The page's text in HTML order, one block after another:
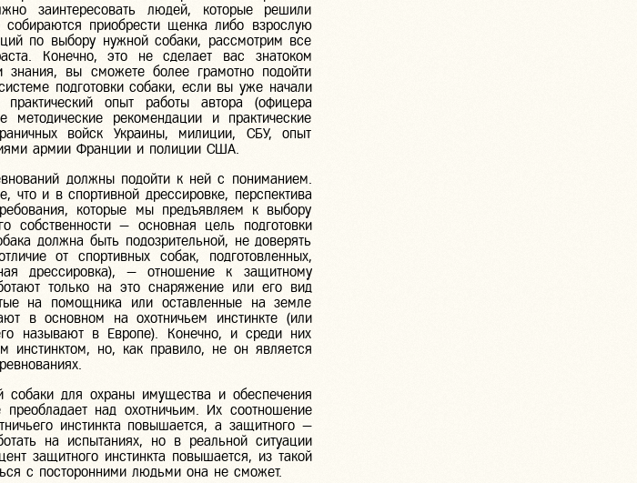
заинтересовать людей, которые решили
собираются приобрести щенка либо взрослую
по выбору нужной собаки, рассмотрим все
Конечно, это не сделает вас знатоком
знания, вы сможете более грамотно подойти
подготовки собаки, если вы уже начали
опыт работы автора (офицера
методические рекомендации и практические
войск Украины, милиции, СБУ, опыт
армии Франции и полиции США.
должны подойти к ней с пониманием.
и в спортивной дрессировке, перспектива
которые мы предъявляем к выбору
— основная цель подготовки
должна быть подозрительной, не доверять
от спортивных собак, подготовленных,
дрессировка), — отношение к защитному
только на это снаряжение или его вид
на помощника или оставленные на земле
в основном на охотничьем инстинкте (или
называют в Европе). Конечно, и среди них
инстинктом, но, как правило, не он является
для охраны имущества и обеспечения
над охотничьим. Их соотношение
инстинкта повышается, а защитного —
на испытаниях, но в реальной ситуации
защитного инстинкта повышается, из такой
с посторонними людьми она не сможет.